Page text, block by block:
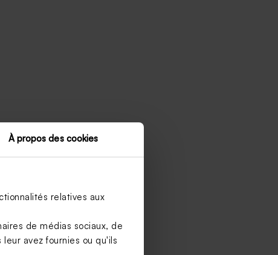
À propos des cookies
relatives aux
de médias sociaux, de
avez fournies ou qu'ils